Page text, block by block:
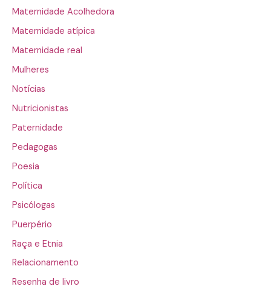
Maternidade Acolhedora
Maternidade atípica
Maternidade real
Mulheres
Notícias
Nutricionistas
Paternidade
Pedagogas
Poesia
Política
Psicólogas
Puerpério
Raça e Etnia
Relacionamento
Resenha de livro